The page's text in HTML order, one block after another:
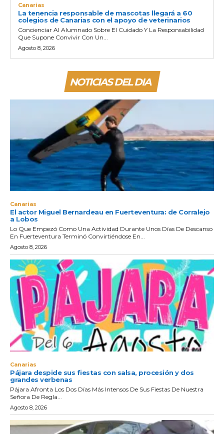
Canarias
La tenencia responsable de mascotas llegará a 60
colegios de Canarias con el apoyo de veterinarios
Concienciar Al Alumnado Sobre El Cuidado Y La Responsabilidad
Que Supone Convivir Con Un...
Agosto 8, 2026
NOTICIAS DEL DIA
Canarias
El actor Miguel Bernardeau en Fuerteventura: de Corralejo
a Lobos
Lo Que Empezó Como Una Actividad Durante Unos Días De Descanso
En Fuerteventura Terminó Convirtiéndose En...
Agosto 8, 2026
Canarias
Pájara despide sus fiestas con salsa, procesión y dos
grandes verbenas
Pájara Afronta Los Dos Días Más Intensos De Sus Fiestas De Nuestra
Señora De Regla...
Agosto 8, 2026